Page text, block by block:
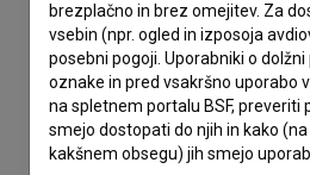
brezplačno in brez omejitev. Za
vsebin (npr. ogled in izposoja
posebni pogoji. Uporabniki o
oznake in pred vsakršno uporabo
na spletnem portalu BSF, preveriti
smejo dostopati do njih in kako
kakšnem obsegu) jih smejo